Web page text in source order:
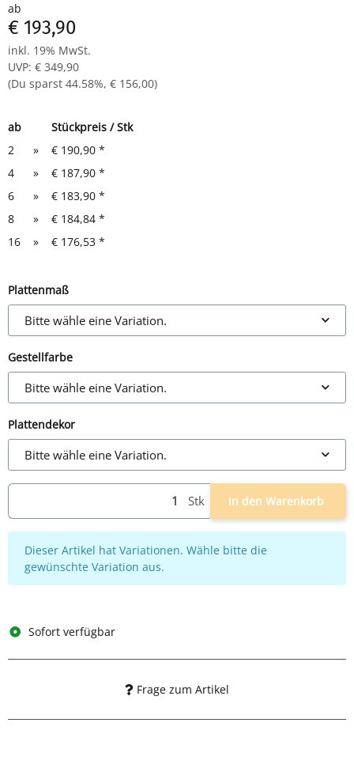
ab
€ 193,90
inkl. 19% MwSt.
UVP: € 349,90
(Du sparst 44.58%, € 156,00)
ab
Stückpreis / Stk
2
» € 190,90 *
4
» € 187,90 *
6
» € 183,90 *
8
» € 184,84 *
16
» € 176,53 *
Plattenmaß
Bitte wähle eine Variation.
Gestellfarbe
Bitte wähle eine Variation.
Plattendekor
Bitte wähle eine Variation.
Stk In den Warenkorb
x
Dieser Artikel hat Variationen. Wähle bitte die
gewünschte Variation aus.
Sofort verfügbar
Frage zum Artikel